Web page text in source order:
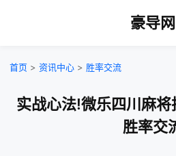
豪导网
首页 > 资讯中心 > 胜率交流
实战心法!微乐四川麻
胜率交